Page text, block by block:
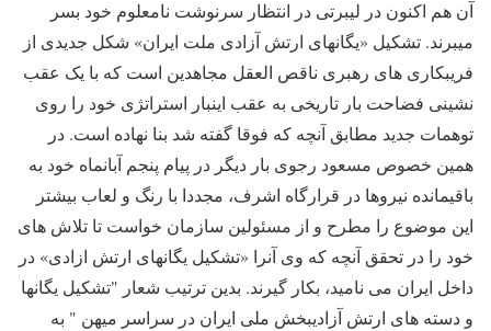
آن هم اکنون در لیبرتی در انتظار سرنوشت نامعلوم خود بسر
میبرند. تشکیل «یگانهای ارتش آزادی ملت ایران» شکل جدیدی از
فریبکاری های رهبری ناقص العقل مجاهدین است که با یک عقب
نشینی فضاحت بار تاریخی به عقب اینبار استراتژی خود را روی
توهمات جدید مطابق آنچه که فوقا گفته شد بنا نهاده است. در
همین خصوص مسعود رجوی بار دیگر در پیام پنجم آبانماه خود به
باقیمانده نیروها در قرارگاه اشرف، مجددا با رنگ و لعاب بیشتر
این موضوع را مطرح و از مسئولین سازمان خواست تا تلاش های
خود را در تحقق آنچه که وی آنرا «تشکیل یگانهای ارتش ازادی» در
داخل ایران می نامید، بکار گیرند. بدین ترتیب شعار "تشکیل یگانها
و دسته های ارتش آزادیبخش ملی ایران در سراسر میهن " به